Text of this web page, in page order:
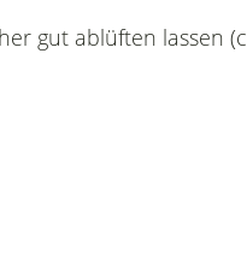
gut ablüften lassen